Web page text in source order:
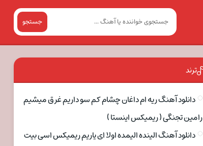
جستجو
ترند
دانلود آهنگ ریه ام داغان چشام کم سو داریم غرق میشیم
رامین تجنگی ( ریمیکس اینستا )
دانلود آهنگ الینده الیمده اولا ای یاریم ریمیکس اسی بیت